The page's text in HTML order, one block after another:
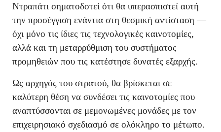
Ντραπάτι σηματοδοτεί ότι θα υπερασπιστεί αυτή
την προσέγγιση ενάντια στη θεσμική αντίσταση —
όχι μόνο τις ίδιες τις τεχνολογικές καινοτομίες,
αλλά και τη μεταρρύθμιση του συστήματος
προμηθειών που τις κατέστησε δυνατές εξαρχής.
Ως αρχηγός του στρατού, θα βρίσκεται σε
καλύτερη θέση να συνδέσει τις καινοτομίες που
αναπτύσσονται σε μεμονωμένες μονάδες με τον
επιχειρησιακό σχεδιασμό σε ολόκληρο το μέτωπο.